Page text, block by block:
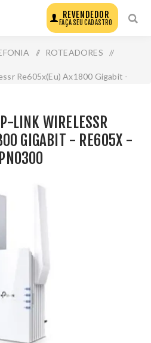
REVENDEDOR
FAÇA SEU CADASTRO
/ ROTEADORES /
Re605x(Eu) Ax1800 Gigabit -
LINK WIRELESSR
GIGABIT - RE605X -